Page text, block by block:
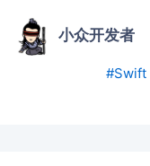
小众开发者
#Swift